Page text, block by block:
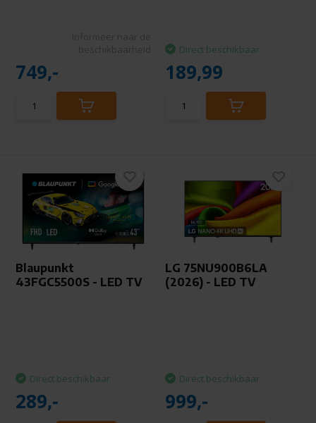
749,-
Direct beschikbaar
189,99
Blaupunkt
43FGC5500S - LED TV
Direct beschikbaar
289,-
LG 75NU900B6LA
(2026) - LED TV
Direct beschikbaar
999,-